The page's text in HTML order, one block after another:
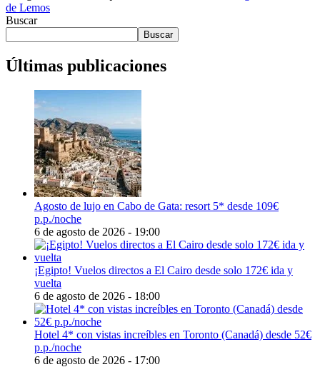
de Lemos
Buscar
Buscar
Últimas publicaciones
Agosto de lujo en Cabo de Gata: resort 5* desde 109€
p.p./noche
6 de agosto de 2026 - 19:00
¡Egipto! Vuelos directos a El Cairo desde solo 172€ ida y
vuelta
6 de agosto de 2026 - 18:00
Hotel 4* con vistas increíbles en Toronto (Canadá) desde 52€
p.p./noche
6 de agosto de 2026 - 17:00